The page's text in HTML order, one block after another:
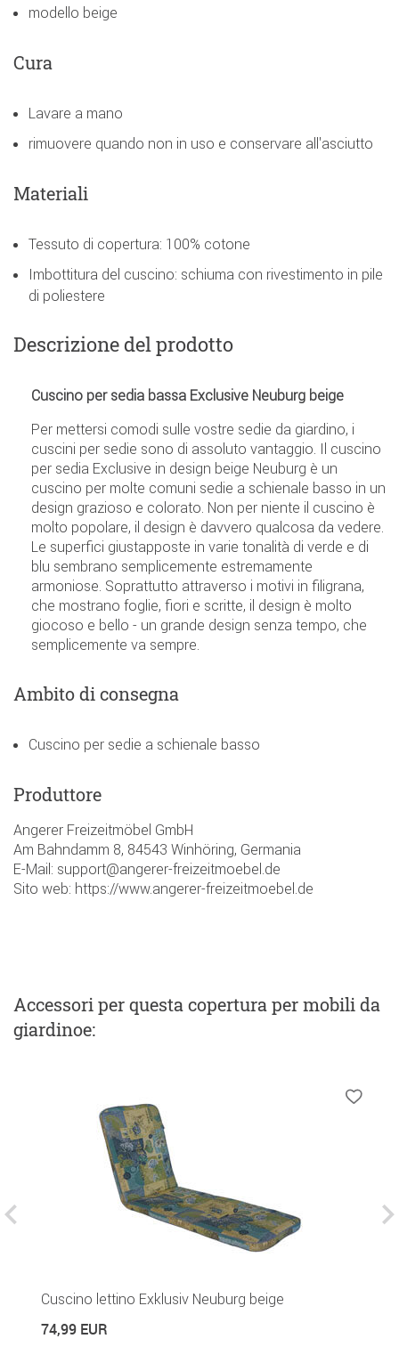
modello beige
Cura
Lavare a mano
rimuovere quando non in uso e conservare all'asciutto
Materiali
Tessuto di copertura: 100% cotone
Imbottitura del cuscino: schiuma con rivestimento in pile
di poliestere
Descrizione del prodotto
Cuscino per sedia bassa Exclusive Neuburg beige
Per mettersi comodi sulle vostre sedie da giardino, i
cuscini per sedie sono di assoluto vantaggio. Il cuscino
per sedia Exclusive in design beige Neuburg è un
cuscino per molte comuni sedie a schienale basso in un
design grazioso e colorato. Non per niente il cuscino è
molto popolare, il design è davvero qualcosa da vedere.
Le superfici giustapposte in varie tonalità di verde e di
blu sembrano semplicemente estremamente
armoniose. Soprattutto attraverso i motivi in filigrana,
che mostrano foglie, fiori e scritte, il design è molto
giocoso e bello - un grande design senza tempo, che
semplicemente va sempre.
Ambito di consegna
Cuscino per sedie a schienale basso
Produttore
Angerer Freizeitmöbel GmbH
Am Bahndamm 8, 84543 Winhöring, Germania
E-Mail: support@angerer-freizeitmoebel.de
Sito web: https://www.angerer-freizeitmoebel.de
Accessoriper questa copertura per mobili da
giardinoe:
Cuscino lettino Exklusiv Neuburg beige
74,99 EUR